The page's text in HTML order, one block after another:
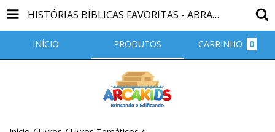
HISTÓRIAS BÍBLICAS FAVORITAS - ABRAÃO
INÍCIO PRODUTOS CARRINHO 0